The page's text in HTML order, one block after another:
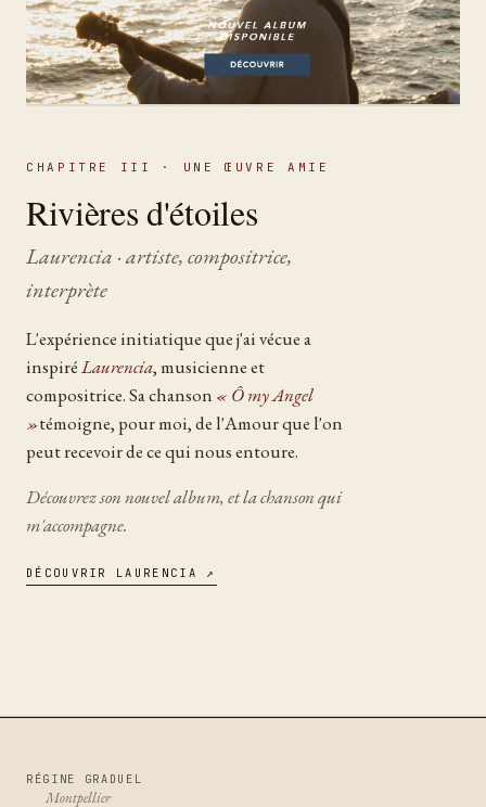
CHAPITRE III · UNE ŒUVRE AMIE
Rivières d'étoiles
Laurencia · artiste, compositrice,
interprète
L'expérience initiatique que j'ai vécue a
inspiréLaurencia, musicienne et
compositrice. Sa chanson « Ô my Angel
»témoigne, pour moi, de l'Amour que l'on
peut recevoir de ce qui nous entoure.
Découvrez son nouvel album, et la chanson qui
m'accompagne.
DÉCOUVRIR LAURENCIA
RÉGINE GRADUEL
Montpellier